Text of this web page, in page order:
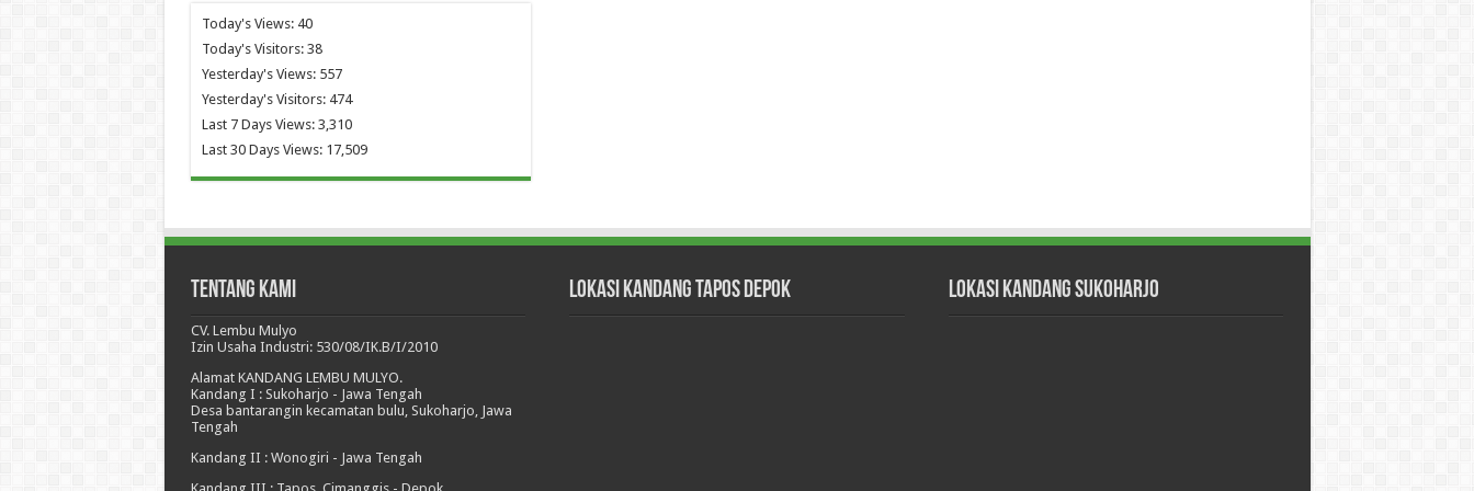
Today's Views: 40
Today's Visitors: 38
Yesterday's Views: 557
Yesterday's Visitors: 474
Last 7 Days Views: 3,310
Last 30 Days Views: 17,509
Tentang Kami
CV. Lembu Mulyo
Izin Usaha Industri: 530/08/IK.B/I/2010
Alamat KANDANG LEMBU MULYO.
Kandang I : Sukoharjo - Jawa Tengah
Desa bantarangin kecamatan bulu, Sukoharjo, Jawa
Tengah
Kandang II : Wonogiri - Jawa Tengah
Lokasi Kandang Tapos Depok Lokasi Kandang Sukoharjo